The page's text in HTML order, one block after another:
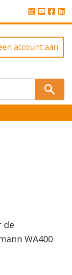
account aan
de
WA400